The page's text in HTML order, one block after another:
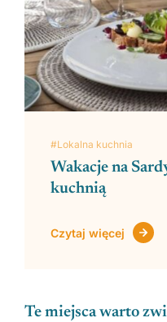
#Lokalna kuchnia
Wakacje na
kuchnią
Czytaj więcej
Te miejsca warto